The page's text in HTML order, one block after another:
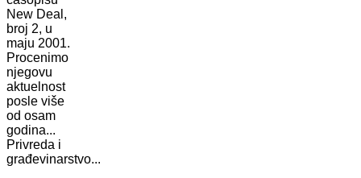
New Deal,
broj 2, u
maju 2001.
Procenimo
njegovu
aktuelnost
posle više
od osam
godina...
Privreda i
građevinarstvo...